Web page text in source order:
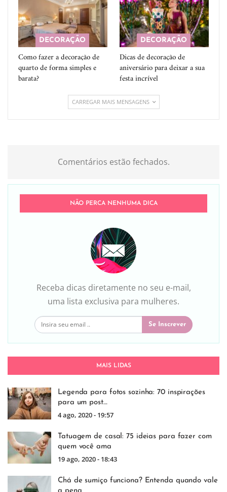
DECORAÇÃO
Como fazer a decoração de
quarto de forma simples e
barata?
DECORAÇÃO
Dicas de decoração de
aniversário para deixar a sua
festa incrível
CARREGAR MAIS MENSAGENS
Comentários estão fechados.
NÃO PERCA NENHUMA DICA
Receba dicas diretamente no seu e-mail,
uma lista exclusiva para mulheres.
Se Inscrever
MAIS LIDAS
Legenda para fotos sozinha: 70 inspirações
para um post…
4 ago, 2020 - 19:57
Tatuagem de casal: 75 ideias para fazer com
quem você ama
19 ago, 2020 - 18:43
Chá de sumiço funciona? Entenda quando vale